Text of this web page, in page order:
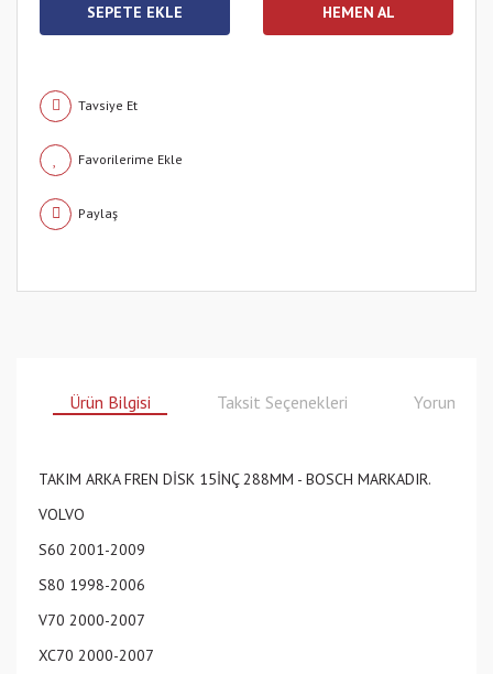
SEPETE EKLE HEMEN AL
Tavsiye Et
Paylaş
Ürün Bilgisi Taksit Seçenekleri Yorumlar
TAKIM ARKA FREN DİSK 15İNÇ 288MM - BOSCH MARKADIR.
VOLVO
S60 2001-2009
S80 1998-2006
V70 2000-2007
XC70 2000-2007